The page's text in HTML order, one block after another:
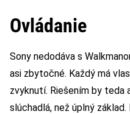
Ovládanie
Sony nedodáva s
asi zbytočné. Každý má
zvyknutí. Riešením by teda
slúchadlá, než úplný